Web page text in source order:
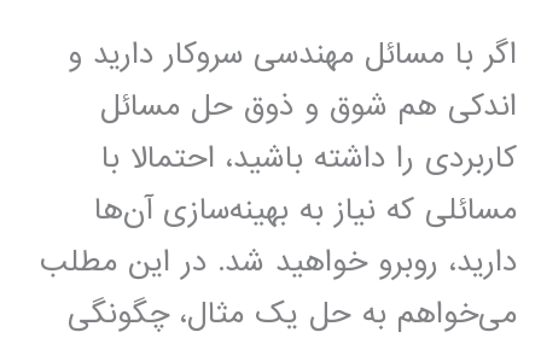
اگر با مسائل مهندسی سروکار دارید و
اندکی هم شوق و ذوق حل مسائل
کاربردی را داشته باشید، احتمالا با
مسائلی که نیاز به بهینه‌سازی آن‌ها
دارید، روبرو خواهید شد. در این مطلب
می‌خواهم به حل یک مثال، چگونگی